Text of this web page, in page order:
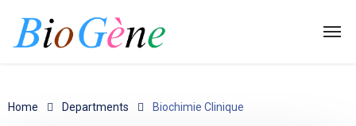
Home Departments Biochimie Clinique